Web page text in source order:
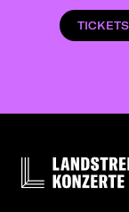
TICKETS